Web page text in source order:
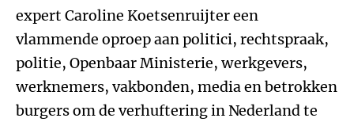
expert Caroline Koetsenruijter een
vlammende oproep aan politici, rechtspraak,
politie, Openbaar Ministerie, werkgevers,
werknemers, vakbonden, media en betrokken
burgers om de verhuftering in Nederland te